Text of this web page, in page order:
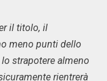
il titolo, il
meno punti dello
strapotere almeno
rientrerà